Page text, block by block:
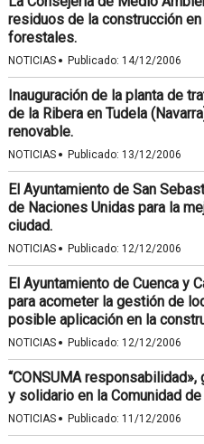
residuos de la construcción
forestales.
NOTICIAS · Publicado: 14/12/2006
Inauguración de la planta de
de la Ribera en Tudela
renovable.
NOTICIAS · Publicado: 13/12/2006
El Ayuntamiento de San
de Naciones Unidas para la
ciudad.
NOTICIAS · Publicado: 12/12/2006
El Ayuntamiento de Cuenca y
para acometer la gestión de
posible aplicación en la
NOTICIAS · Publicado: 12/12/2006
“CONSUMA
y solidario en la Comunidad
NOTICIAS · Publicado: 11/12/2006